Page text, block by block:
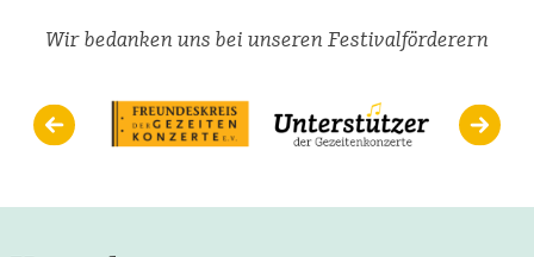
den
Wir bedanken uns bei unseren Festivalförderern